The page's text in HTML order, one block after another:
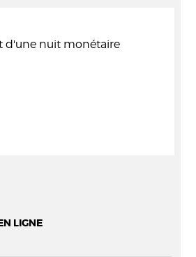
d'une nuit monétaire
LIGNE